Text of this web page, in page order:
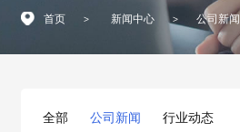
首页 > 新闻中心 > 公司新闻
全部 公司新闻 行业动态